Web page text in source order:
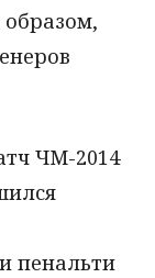
ЧМ-2014
пенальти